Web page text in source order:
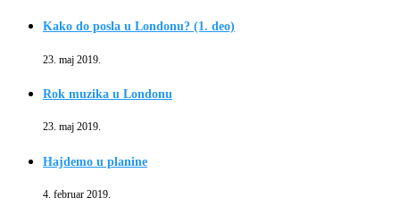
Kako do posla u Londonu? (1. deo)
23. maj 2019.
Rok muzika u Londonu
23. maj 2019.
Hajdemo u planine
4. februar 2019.